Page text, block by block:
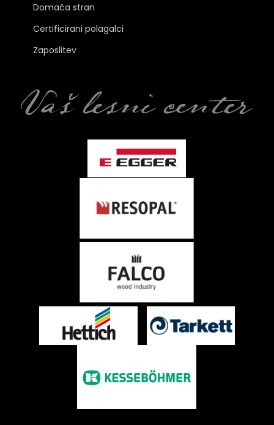
Domača stran
Certificirani polagalci
Zaposlitev